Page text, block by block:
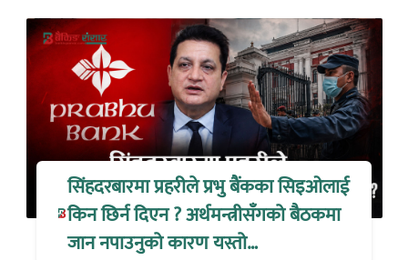
सिंहदरबारमा प्रहरीले प्रभु बैंकका सिइओलाई
किन छिर्न दिएन ? अर्थमन्त्रीसँगको बैठकमा
जान नपाउनुको कारण यस्तो…